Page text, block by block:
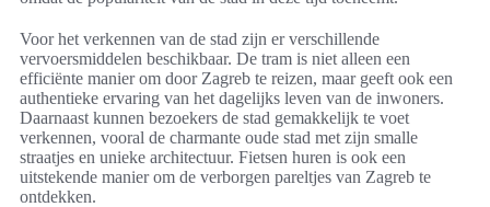
Voor het verkennen van de stad zijn er verschillende
vervoersmiddelen beschikbaar. De tram is niet alleen een
efficiënte manier om door Zagreb te reizen, maar geeft ook een
authentieke ervaring van het dagelijks leven van de inwoners.
Daarnaast kunnen bezoekers de stad gemakkelijk te voet
verkennen, vooral de charmante oude stad met zijn smalle
straatjes en unieke architectuur. Fietsen huren is ook een
uitstekende manier om de verborgen pareltjes van Zagreb te
ontdekken.